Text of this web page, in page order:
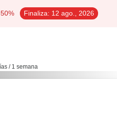
Finaliza: 12 ago., 2026
/ 1 semana